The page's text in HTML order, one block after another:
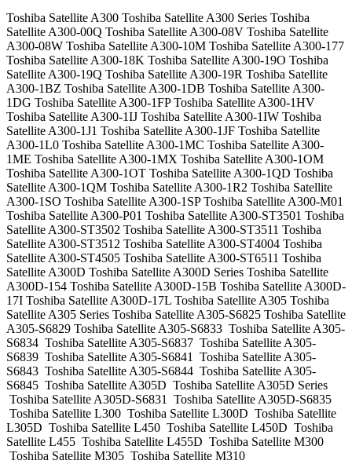
Toshiba Satellite A300 Toshiba Satellite A300 Series Toshiba
Satellite A300-00Q Toshiba Satellite A300-08V Toshiba Satellite
A300-08W Toshiba Satellite A300-10M Toshiba Satellite A300-177
Toshiba Satellite A300-18K Toshiba Satellite A300-19O Toshiba
Satellite A300-19Q Toshiba Satellite A300-19R Toshiba Satellite
A300-1BZ Toshiba Satellite A300-1DB Toshiba Satellite A300-
1DG Toshiba Satellite A300-1FP Toshiba Satellite A300-1HV
Toshiba Satellite A300-1IJ Toshiba Satellite A300-1IW Toshiba
Satellite A300-1J1 Toshiba Satellite A300-1JF Toshiba Satellite
A300-1L0 Toshiba Satellite A300-1MC Toshiba Satellite A300-
1ME Toshiba Satellite A300-1MX Toshiba Satellite A300-1OM
Toshiba Satellite A300-1OT Toshiba Satellite A300-1QD Toshiba
Satellite A300-1QM Toshiba Satellite A300-1R2 Toshiba Satellite
A300-1SO Toshiba Satellite A300-1SP Toshiba Satellite A300-M01
Toshiba Satellite A300-P01 Toshiba Satellite A300-ST3501 Toshiba
Satellite A300-ST3502 Toshiba Satellite A300-ST3511 Toshiba
Satellite A300-ST3512 Toshiba Satellite A300-ST4004 Toshiba
Satellite A300-ST4505 Toshiba Satellite A300-ST6511 Toshiba
Satellite A300D Toshiba Satellite A300D Series Toshiba Satellite
A300D-154 Toshiba Satellite A300D-15B Toshiba Satellite A300D-
17I Toshiba Satellite A300D-17L Toshiba Satellite A305 Toshiba
Satellite A305 Series Toshiba Satellite A305-S6825 Toshiba Satellite
A305-S6829 Toshiba Satellite A305-S6833 Toshiba Satellite A305-
S6834 Toshiba Satellite A305-S6837 Toshiba Satellite A305-
S6839 Toshiba Satellite A305-S6841 Toshiba Satellite A305-
S6843 Toshiba Satellite A305-S6844 Toshiba Satellite A305-
S6845 Toshiba Satellite A305D Toshiba Satellite A305D Series
Toshiba Satellite A305D-S6831 Toshiba Satellite A305D-S6835
Toshiba Satellite L300 Toshiba Satellite L300D Toshiba Satellite
L305D Toshiba Satellite L450 Toshiba Satellite L450D Toshiba
Satellite L455 Toshiba Satellite L455D Toshiba Satellite M300
Toshiba Satellite M305 Toshiba Satellite M310